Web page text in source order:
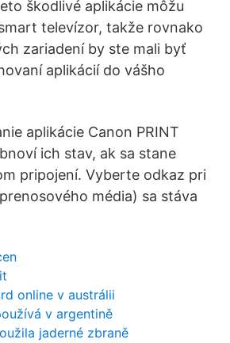
škodlivé aplikácie môžu
televízor, takže rovnako
zariadení by ste mali byť
aplikácií do vášho
aplikácie Canon PRINT
ich stav, ak sa stane
pripojení. Vyberte odkaz pri
média) sa stáva
online v austrálii
v argentině
jaderné zbraně